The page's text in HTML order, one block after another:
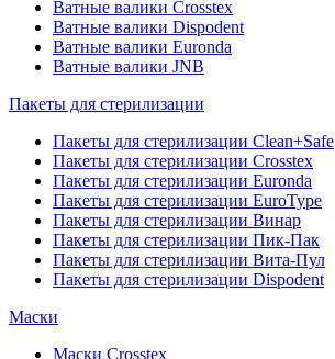
Ватные валики Crosstex
Ватные валики Dispodent
Ватные валики Euronda
Ватные валики JNB
Пакеты для стерилизации
Пакеты для стерилизации Clean+Safe
Пакеты для стерилизации Crosstex
Пакеты для стерилизации Euronda
Пакеты для стерилизации EuroType
Пакеты для стерилизации Винар
Пакеты для стерилизации Пик-Пак
Пакеты для стерилизации Вита-Пул
Пакеты для стерилизации Dispodent
Маски
Маски Crosstex